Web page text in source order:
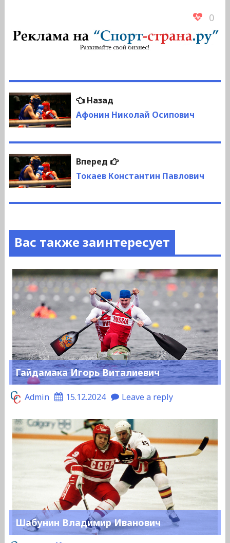
0
Навигация
по
записям
НазадПредыдущая
запись:
Афонин Николай Осипович
Вперед
Следующая
запись:
Токаев Константин Павлович
Вас также заинтересует
Гайдамака Игорь Виталиевич
Admin 15.12.2024 Leave a reply
Шабунин Владимир Иванович